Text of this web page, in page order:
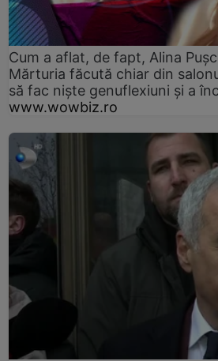
Cum a aflat, de fapt, Alina
Mărturia făcută chiar din
să fac niște genuflexiuni și a
www.wowbiz.ro